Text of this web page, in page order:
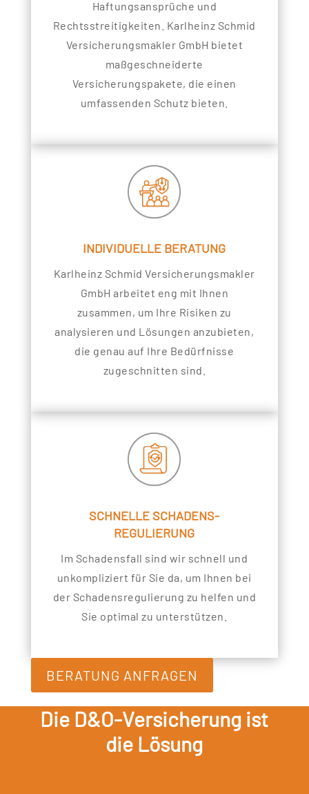
Haftungsansprüche und
Rechtsstreitigkeiten. Karlheinz Schmid
Versicherungsmakler GmbH bietet
maßgeschneiderte
Versicherungspakete, die einen
umfassenden Schutz bieten.
INDIVIDUELLE BERATUNG
Karlheinz Schmid Versicherungsmakler
GmbH arbeitet eng mit Ihnen
zusammen, um Ihre Risiken zu
analysieren und Lösungen anzubieten,
die genau auf Ihre Bedürfnisse
zugeschnitten sind.
SCHNELLE SCHADENS-
REGULIERUNG
Im Schadensfall sind wir schnell und
unkompliziert für Sie da, um Ihnen bei
der Schadensregulierung zu helfen und
Sie optimal zu unterstützen.
BERATUNG ANFRAGEN
Die D&O-Versicherung ist
die Lösung